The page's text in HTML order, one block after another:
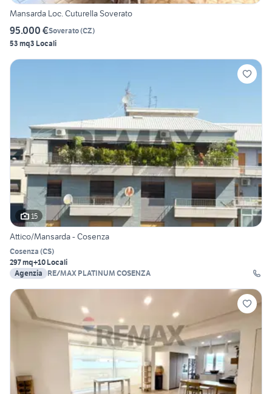
Mansarda Loc. Cuturella Soverato
95.000 €Soverato(CZ)
53 mq3 Locali
15
Attico/Mansarda - Cosenza
Cosenza (CS)
297 mq+10 Locali
Agenzia
RE/MAX PLATINUM COSENZA